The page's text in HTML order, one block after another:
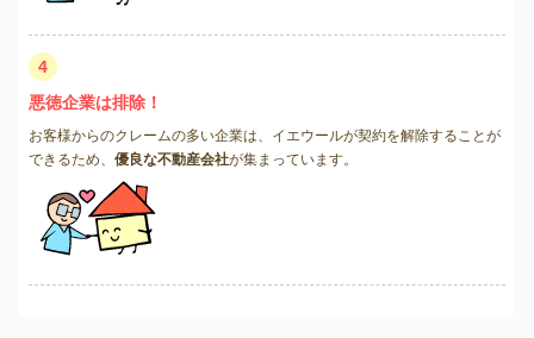
4
悪徳企業は排除！
お客様からのクレームの多い企業は、イエウールが契約を解除することが
できるため、 優良な不動産会社が集まっています。